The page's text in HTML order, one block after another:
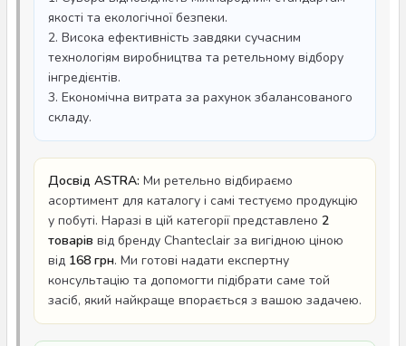
якості та екологічної безпеки.
2. Висока ефективність завдяки сучасним
технологіям виробництва та ретельному відбору
інгредієнтів.
3. Економічна витрата за рахунок збалансованого
складу.
Досвід ASTRA: Ми ретельно відбираємо
асортимент для каталогу і самі тестуємо продукцію
у побуті. Наразі в цій категорії представлено 2
товарів від бренду Chanteclair за вигідною ціною
від 168 грн. Ми готові надати експертну
консультацію та допомогти підібрати саме той
засіб, який найкраще впорається з вашою задачею.